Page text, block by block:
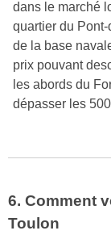
dans le marché
quartier du
de la base
prix pouvant
les abords du
dépasser les
6. Comment
Toulon